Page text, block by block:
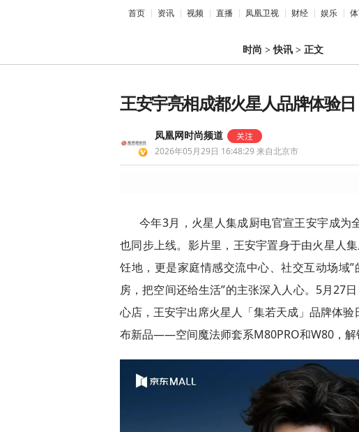
首页 资讯 视频 直播 凤凰卫视 财经 娱乐
时尚 >快讯 > 正文
王安宇亮相成都火星人品牌体验
凤凰网时尚频道
2026年05月29日 16:48:29 来自北京市
今年3月，火星人集成厨电官宣王安宇成为
也同步上线。影片里，王安宇置身于由火星人
饪地，更是家庭情感交流中心、社交互动场域
房，把空间还给生活”的主张深入人心。5月27
心店，王安宇出席火星人「集若天成」品牌体
布新品——空间魔法师套系M80PRO和W80，解